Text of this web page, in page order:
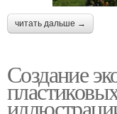
читать дальше →
Создание